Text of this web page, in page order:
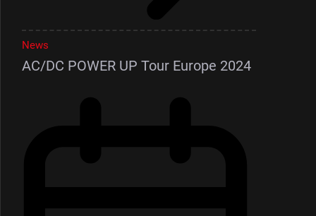
News
AC/DC POWER UP Tour Europe 2024